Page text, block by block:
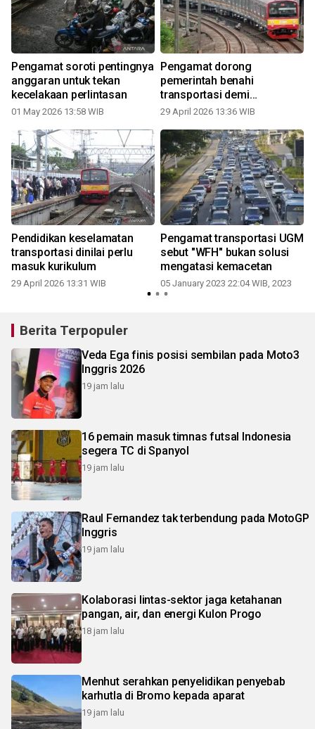
Pengamat soroti pentingnya
anggaran untuk tekan
kecelakaan perlintasan
01 May 2026 13:58 WIB
Pengamat dorong
pemerintah benahi
transportasi demi
keselamatan
29 April 2026 13:36 WIB
Pendidikan keselamatan
transportasi dinilai perlu
masuk kurikulum
29 April 2026 13:31 WIB
Pengamat transportasi UGM
sebut "WFH" bukan solusi
mengatasi kemacetan
05 January 2023 22:04 WIB, 2023
Berita Terpopuler
Veda Ega finis posisi sembilan pada Moto3
Inggris 2026
19 jam lalu
16 pemain masuk timnas futsal Indonesia
segera TC di Spanyol
19 jam lalu
Raul Fernandez tak terbendung pada MotoGP
Inggris
19 jam lalu
Kolaborasi lintas-sektor jaga ketahanan
pangan, air, dan energi Kulon Progo
18 jam lalu
Menhut serahkan penyelidikan penyebab
karhutla di Bromo kepada aparat
19 jam lalu